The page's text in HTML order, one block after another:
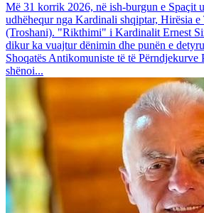
Më 31 korrik 2026, në ish-burgun e Spaçit
udhëhequr nga Kardinali shqiptar, Hirësia
(Troshani). "Rikthimi" i Kardinalit Ernest
dikur ka vuajtur dënimin dhe punën e
Shoqatës Antikomuniste të të Përndjekurve
shënoi...